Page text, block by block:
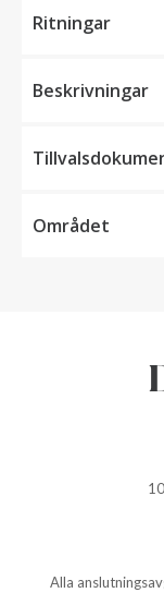
Ritningar
Beskrivningar
Området
Alla